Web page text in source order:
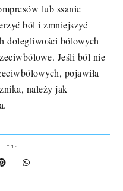
lub ssanie
ból i zmniejszyć
dolegliwości bólowych
Jeśli ból nie
pojawiła
należy jak